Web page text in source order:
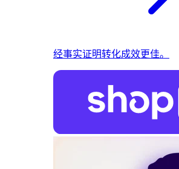
经事实证明转化成效更佳。